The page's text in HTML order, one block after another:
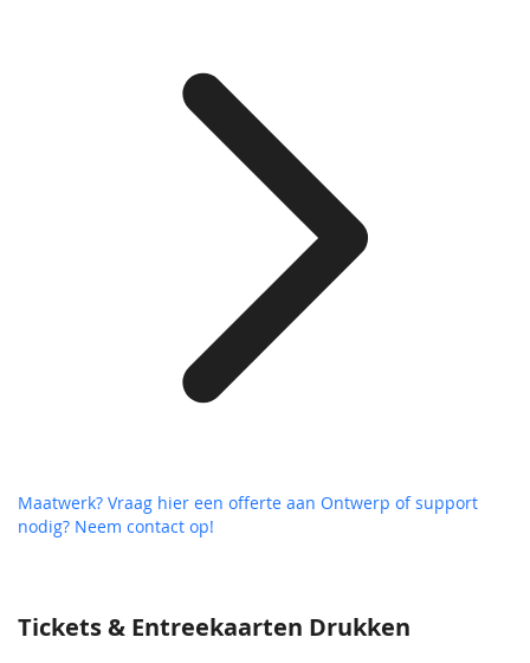
Tickets & Entreekaarten Drukken
Maatwerk? Vraag hier een offerte aan Ontwerp of support
nodig? Neem contact op!